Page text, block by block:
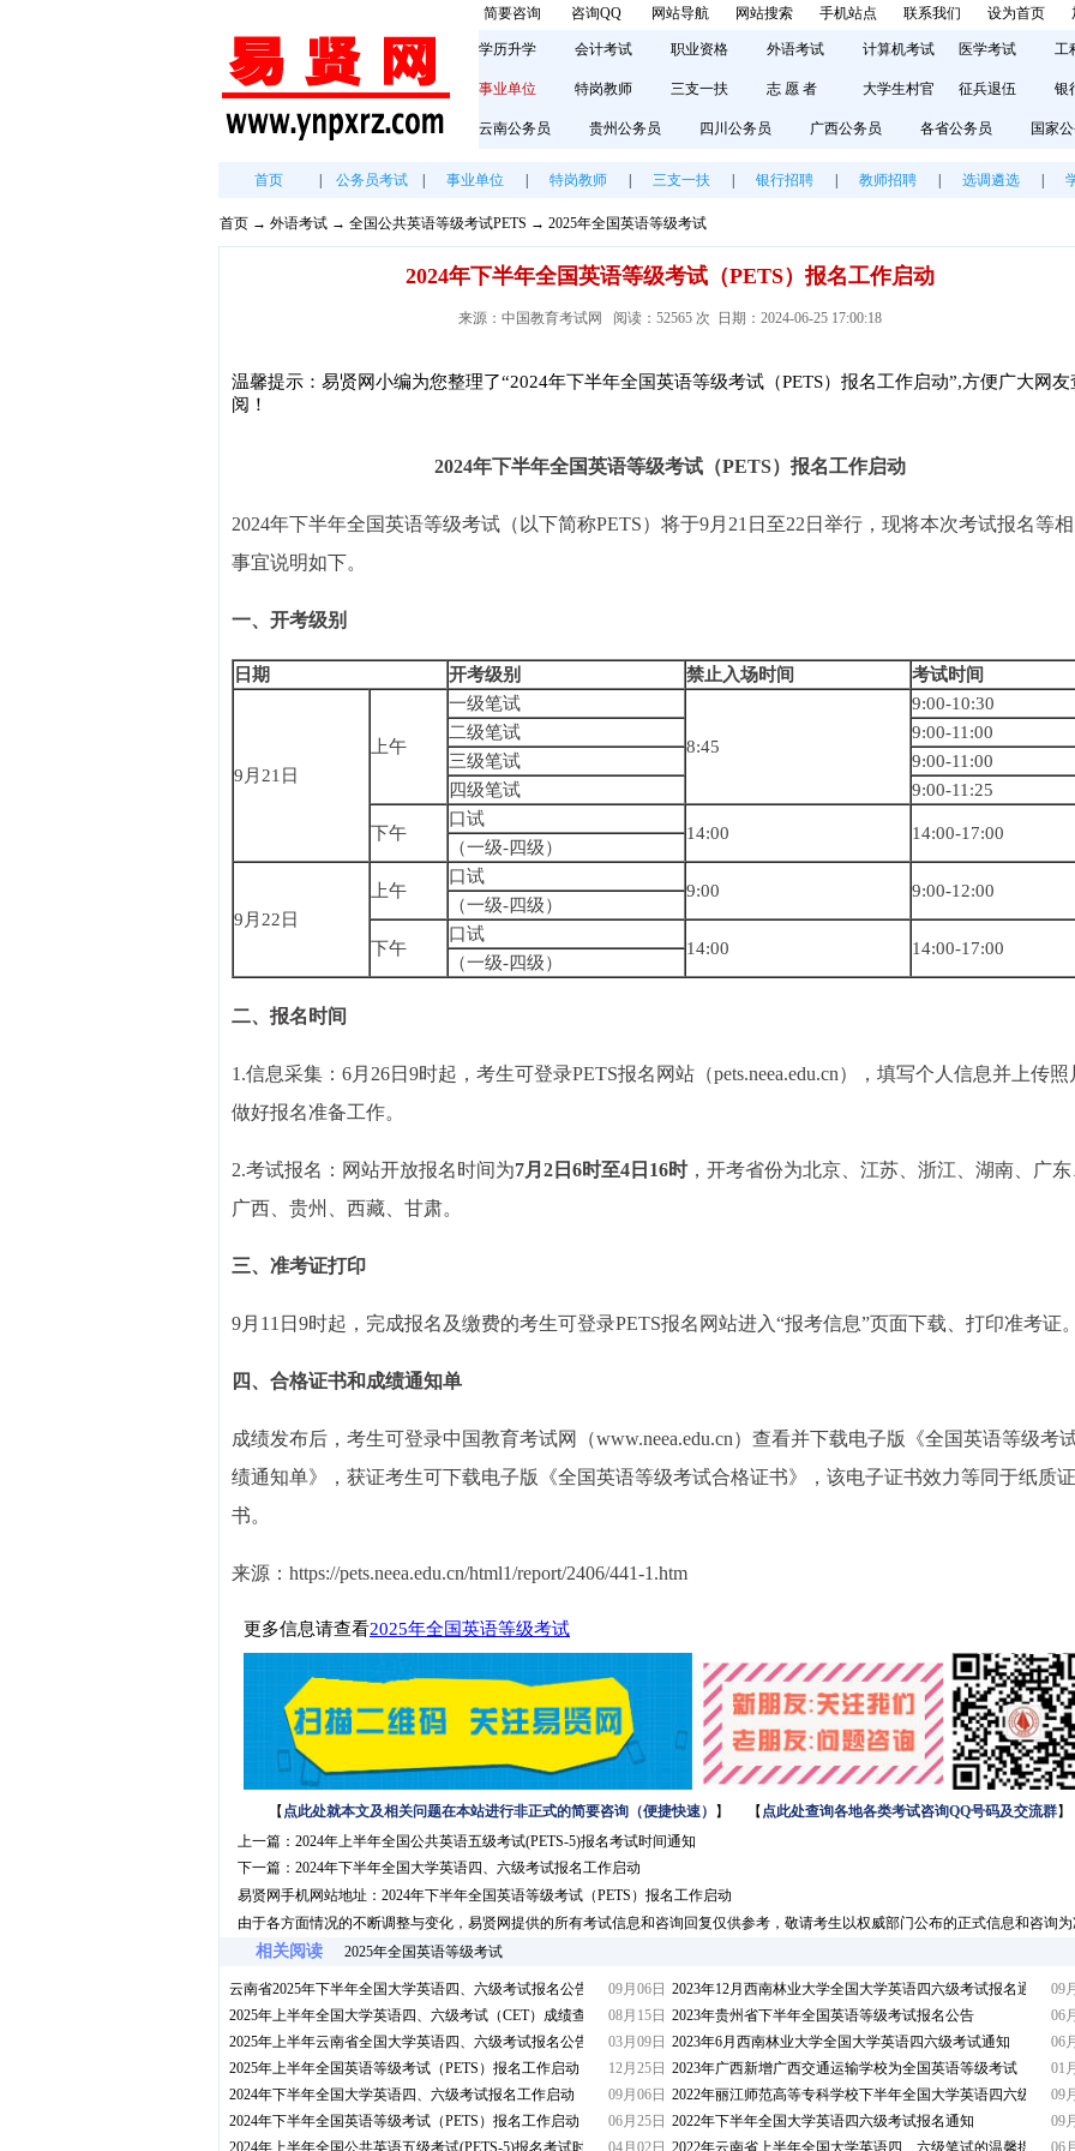
简要咨询 咨询QQ 网站导航 网站搜索 手机站点 联系我们 设为首页
学历升学 会计考试 职业资格 外语考试 计算机考试 医学考试 工
事业单位 特岗教师 三支一扶 志 愿 者 大学生村官 征兵退伍 银
云南公务员 贵州公务员 四川公务员 广西公务员 各省公务员 国家
首页 公务员考试 事业单位 特岗教师 三支一扶 银行招聘 教师招聘 选调遴选
首页 → 外语考试 → 全国公共英语等级考试PETS → 2025年全国英语等级考试
2024年下半年全国英语等级考试（PETS）报名工作启动
来源：中国教育考试网 阅读：52565 次 日期：2024-06-25 17:00:18
温馨提示：易贤网小编为您整理了“2024年下半年全国英语等级考试（PETS）报名工作启动”,方便广大网友
阅！
2024年下半年全国英语等级考试（PETS）报名工作启动
2024年下半年全国英语等级考试（以下简称PETS）将于9月21日至22日举行，现将本次考试报名等
事宜说明如下。
一、开考级别
日期 开考级别 禁止入场时间 考试时间
9月21日
上午
一级笔试
8:45
9:00-10:30
二级笔试
9:00-11:00
三级笔试
9:00-11:00
四级笔试
9:00-11:25
下午
口试
14:00 14:00-17:00
（一级-四级）
9月22日
上午
口试
9:00 9:00-12:00
（一级-四级）
下午
口试
14:00 14:00-17:00
（一级-四级）
二、报名时间
1.信息采集：6月26日9时起，考生可登录PETS报名网站（pets.neea.edu.cn），填写个人信息并上传照
做好报名准备工作。
2.考试报名：网站开放报名时间为7月2日6时至4日16时，开考省份为北京、江苏、浙江、湖南、广东
广西、贵州、西藏、甘肃。
三、准考证打印
9月11日9时起，完成报名及缴费的考生可登录PETS报名网站进入“报考信息”页面下载、打印准考证。
四、合格证书和成绩通知单
成绩发布后，考生可登录中国教育考试网（www.neea.edu.cn）查看并下载电子版《全国英语等级考
绩通知单》，获证考生可下载电子版《全国英语等级考试合格证书》，该电子证书效力等同于纸质证
书。
来源：https://pets.neea.edu.cn/html1/report/2406/441-1.htm
更多信息请查看2025年全国英语等级考试
【点此处就本文及相关问题在本站进行非正式的简要咨询（便捷快速） 】 【点此处查询各地各类考试咨询QQ号码及交流群】
上一篇： 2024年上半年全国公共英语五级考试(PETS-5)报名考试时间通知
下一篇： 2024年下半年全国大学英语四、六级考试报名工作启动
易贤网手机网站地址： 2024年下半年全国英语等级考试（PETS）报名工作启动
由于各方面情况的不断调整与变化，易贤网提供的所有考试信息和咨询回复仅供参考，敬请考生以权威部门公布的正式信息和咨询为
相关阅读 2025年全国英语等级考试
云南省2025年下半年全国大学英语四、六级考试报名公告
09月06日
2025年上半年全国大学英语四、六级考试（CET）成绩查询有关安排
08月15日
2025年上半年云南省全国大学英语四、六级考试报名公告
03月09日
2025年上半年全国英语等级考试（PETS）报名工作启动
12月25日
2024年下半年全国大学英语四、六级考试报名工作启动
09月06日
2024年下半年全国英语等级考试（PETS）报名工作启动
06月25日
2024年上半年全国公共英语五级考试(PETS-5)报名考试时间通知04月02日
2023年12月西南林业大学全国大学英语四六级考试报名通知
09
2023年贵州省下半年全国英语等级考试报名公告
06
2023年6月西南林业大学全国大学英语四六级考试通知
06
2023年广西新增广西交通运输学校为全国英语等级考试（PETS
01
2022年丽江师范高等专科学校下半年全国大学英语四六级考试报
09
2022年下半年全国大学英语四六级考试报名通知
09
2022年云南省上半年全国大学英语四、六级笔试的温馨提示
06